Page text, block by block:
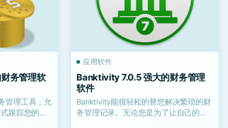
务管理软
管理工具，允
跟踪您的收
应用软件
Banktivity 7.0.5 强大的财务管理
软件
Banktivity能很轻松的替您解决繁琐的财
务管理记录。无论您是为了让自己的财